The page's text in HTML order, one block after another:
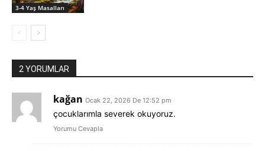
3-4 Yaş Masalları
2 YORUMLAR
kağan Ocak 22, 2026 De 12:52 pm
çocuklarımla severek okuyoruz.
Yorumu Cevapla